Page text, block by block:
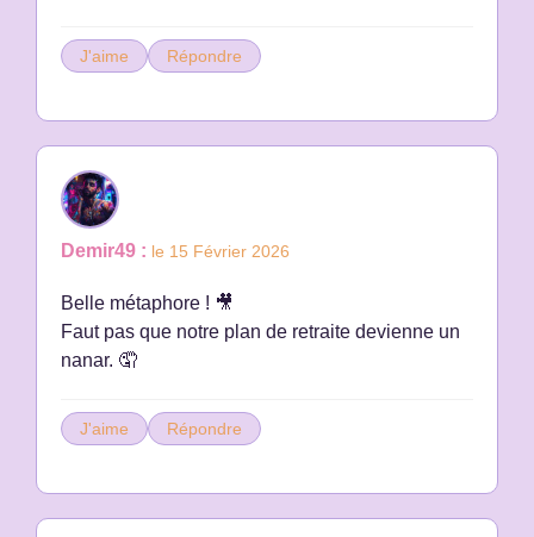
J'aime Répondre
Demir49 : le 15 Février 2026
Belle métaphore ! 🎥
Faut pas que notre plan de retraite devienne un
nanar. 🤦
J'aime Répondre